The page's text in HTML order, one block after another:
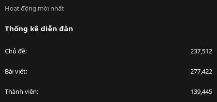
Hoạt động mới nhất
Thống kê diễn đàn
Chủ đề 237,512
Bài viết 277,422
Thành viên 139,445